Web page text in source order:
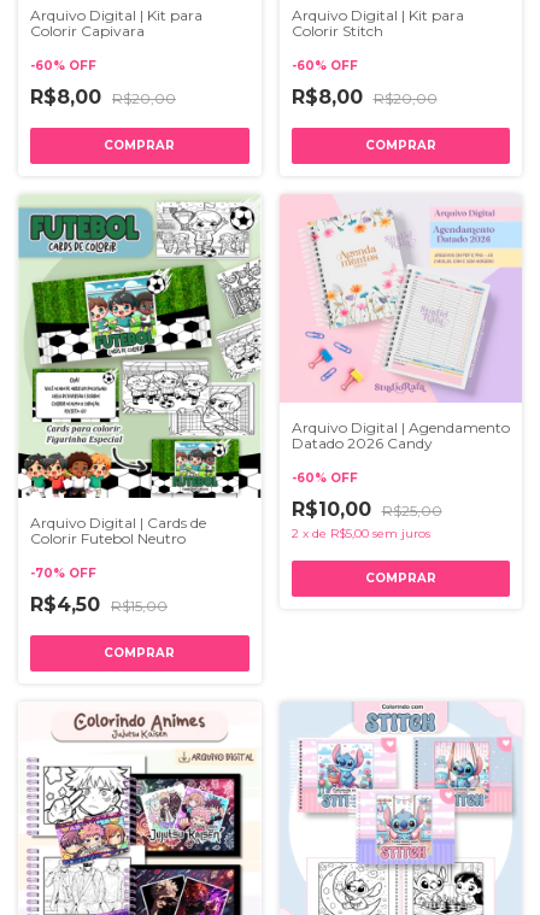
Arquivo Digital | Kit para
Colorir Capivara
-60% OFF
R$8,00 R$20,00
Arquivo Digital | Kit para
Colorir Stitch
-60% OFF
R$8,00 R$20,00
Arquivo Digital | Cards de
Colorir Futebol Neutro
-70% OFF
R$4,50 R$15,00
Arquivo Digital | Agendamento
Datado 2026 Candy
-60% OFF
R$10,00 R$25,00
2 x de R$5,00 sem juros